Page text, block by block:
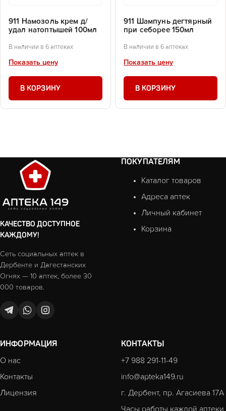
911 Намозоль крем д/
удал натоптышей 100мл
В наличии в 6 аптеках
Показать цену
В КОРЗИНУ
911 Шампунь дегтярный
при себорее 150мл
В наличии в 6 аптеках
Показать цену
В КОРЗИНУ
КАЧЕСТВО ДОСТУПНОЕ
КАЖДОМУ!
Сеть социальных аптек в
Дербенте и Дагестанских
Огнях — 10 аптек, более 30
000 товаров.
ПОКУПАТЕЛЯМ
Каталог товаров
Адреса аптек
Личный кабинет
Корзина
ИНФОРМАЦИЯ
О нас
Контакты
Лицензия
КОНТАКТЫ
+7 988 291-11-49
info@apteka149.ru
г. Дербент, пр. Агасиева 17А
Часы работы каждой аптеки